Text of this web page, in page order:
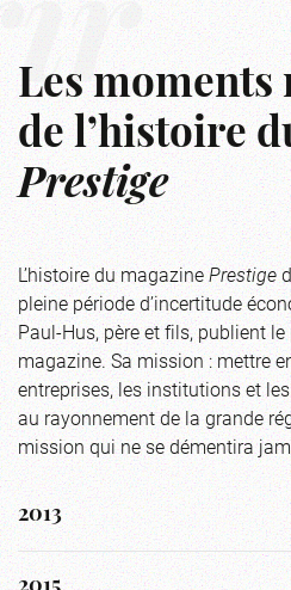
Les moments
de l’histoire
Prestige
L’histoire du magazinePrestige
pleine période d’incertitude
Paul-Hus, père et fils, publient
magazine. Sa mission : mettre
entreprises, les institutions et
au rayonnement de la grande
mission qui ne se démentira
2013
En septembre 2013, Pierre